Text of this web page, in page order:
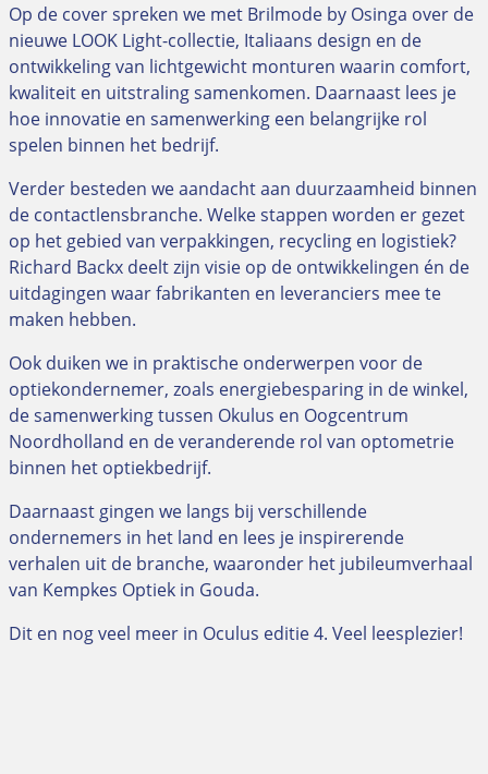
Op de cover spreken we met Brilmode by Osinga over de
nieuwe LOOK Light-collectie, Italiaans design en de
ontwikkeling van lichtgewicht monturen waarin comfort,
kwaliteit en uitstraling samenkomen. Daarnaast lees je
hoe innovatie en samenwerking een belangrijke rol
spelen binnen het bedrijf.
Verder besteden we aandacht aan duurzaamheid binnen
de contactlensbranche. Welke stappen worden er gezet
op het gebied van verpakkingen, recycling en logistiek?
Richard Backx deelt zijn visie op de ontwikkelingen én de
uitdagingen waar fabrikanten en leveranciers mee te
maken hebben.
Ook duiken we in praktische onderwerpen voor de
optiekondernemer, zoals energiebesparing in de winkel,
de samenwerking tussen Okulus en Oogcentrum
Noordholland en de veranderende rol van optometrie
binnen het optiekbedrijf.
Daarnaast gingen we langs bij verschillende
ondernemers in het land en lees je inspirerende
verhalen uit de branche, waaronder het jubileumverhaal
van Kempkes Optiek in Gouda.
Dit en nog veel meer in Oculus editie 4. Veel leesplezier!